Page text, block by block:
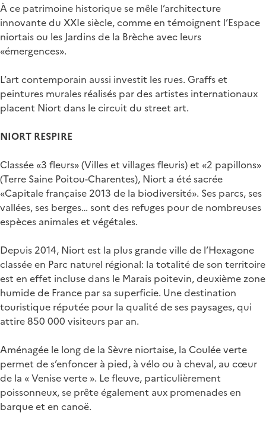
À ce patrimoine historique se mêle l’architecture
innovante du XXIe siècle, comme en témoignent l’Espace
niortais ou les Jardins de la Brèche avec leurs
«émergences».
L’art contemporain aussi investit les rues. Graffs et
peintures murales réalisés par des artistes internationaux
placent Niort dans le circuit du street art.
NIORT RESPIRE
Classée «3 fleurs» (Villes et villages fleuris) et «2 papillons»
(Terre Saine Poitou-Charentes), Niort a été sacrée
«Capitale française 2013 de la biodiversité». Ses parcs, ses
vallées, ses berges… sont des refuges pour de nombreuses
espèces animales et végétales.
Depuis 2014, Niort est la plus grande ville de l’Hexagone
classée en Parc naturel régional: la totalité de son territoire
est en effet incluse dans le Marais poitevin, deuxième zone
humide de France par sa superficie. Une destination
touristique réputée pour la qualité de ses paysages, qui
attire 850 000 visiteurs par an.
Aménagée le long de la Sèvre niortaise, la Coulée verte
permet de s’enfoncer à pied, à vélo ou à cheval, au cœur
de la « Venise verte ». Le fleuve, particulièrement
poissonneux, se prête également aux promenades en
barque et en canoë.